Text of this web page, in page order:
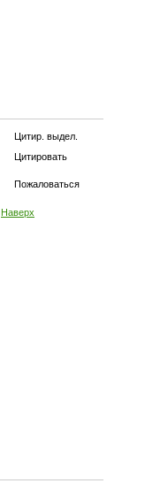
Цитир. выдел.
Цитировать
Пожаловаться
Наверх